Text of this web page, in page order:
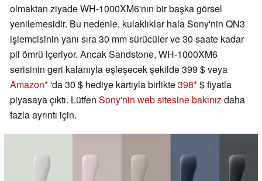
olmaktan ziyade WH-1000XM6'nın bir başka görsel
yenilemesidir. Bu nedenle, kulaklıklar hala Sony'nin QN3
işlemcisinin yanı sıra 30 mm sürücüler ve 30 saate kadar
pil ömrü içeriyor. Ancak Sandstone, WH-1000XM6
serisinin geri kalanıyla eşleşecek şekilde 399 $ veya
Amazon 'da 30 $ hediye kartıyla birlikte398 $ fiyatla
piyasaya çıktı. Lütfen Sony'nin web sitesine bakınızdaha
fazla ayrıntı için.